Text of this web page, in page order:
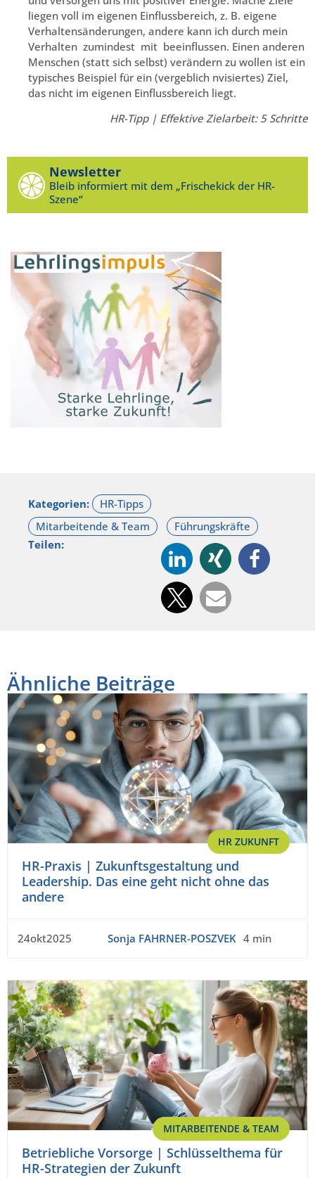
liegen voll im eigenen Einflussbereich, z. B. eigene
Verhaltensänderungen, andere kann ich durch mein
Verhalten zumindest mit beeinflussen. Einen anderen
Menschen (statt sich selbst) verändern zu wollen ist ein
typisches Beispiel für ein (vergeblich nvisiertes) Ziel,
das nicht im eigenen Einflussbereich liegt.
HR-Tipp | Effektive Zielarbeit: 5 Schritte
Newsletter
Bleib informiert mit dem „Frischekick der HR-
Szene“
Kategorien:
Teilen:
Ähnliche Beiträge
HR ZUKUNFT
HR-Praxis | Zukunftsgestaltung und
Leadership. Das eine geht nicht ohne das
andere
24okt2025 Sonja FAHRNER-POSZVEK 4 min
MITARBEITENDE & TEAM
Betriebliche Vorsorge | Schlüsselthema für
HR-Strategien der Zukunft